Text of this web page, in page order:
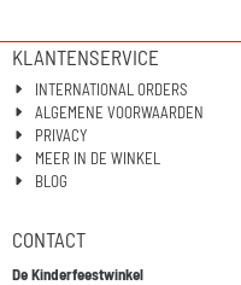
KLANTENSERVICE
INTERNATIONAL ORDERS
ALGEMENE VOORWAARDEN
PRIVACY
MEER IN DE WINKEL
BLOG
CONTACT
De Kinderfeestwinkel